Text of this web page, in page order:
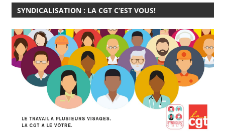
SYNDICALISATION : LA CGT C’EST VOUS!